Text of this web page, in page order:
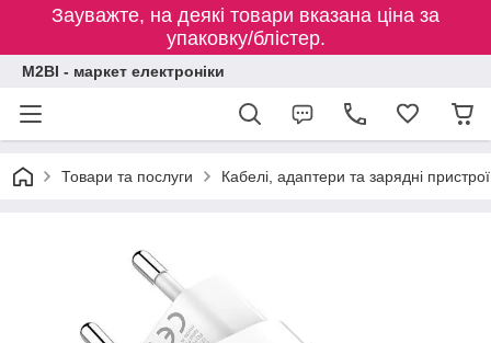
Зауважте, на деякі товари вказана ціна за
упаковку/блістер.
M2BI - маркет електроніки
Товари та послуги Кабелі, адаптери та зарядні пристрої